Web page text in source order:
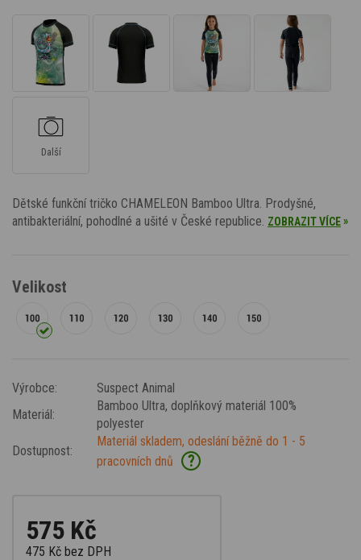
Další
Dětské funkční tričko CHAMELEON Bamboo Ultra. Prodyšné,
antibakteriální, pohodlné a ušité v České republice. ZOBRAZIT VÍCE»
Velikost
Výrobce:
Suspect Animal
Materiál:
Bamboo Ultra, doplňkový materiál 100%
polyester
Dostupnost:
Materiál skladem, odeslání běžně do 1 - 5
pracovních dnů
?
575 Kč
475 Kč bez DPH